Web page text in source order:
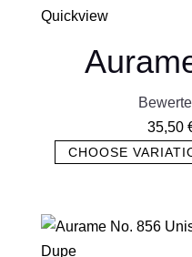
Quickview
35,50
CHOOSE